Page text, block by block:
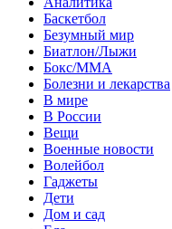
Баскетбол
Безумный мир
Биатлон/Лыжи
Бокс/MMA
Болезни и лекарства
В мире
В России
Вещи
Военные новости
Волейбол
Гаджеты
Дети
Дом и сад